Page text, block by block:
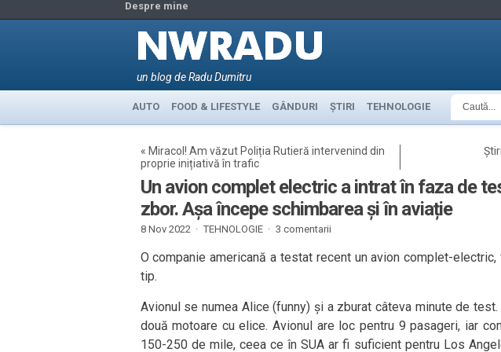
Despre mine
un blog de Radu Dumitru
AUTO FOOD & LIFESTYLE GÂNDURI ȘTIRI TEHNOLOGIE
« Miracol! Am văzut Poliția Rutieră intervenind din
proprie inițiativă în trafic
Un avion complet electric a intrat în faza de
zbor. Așa începe schimbarea și în aviație
8 Nov 2022 · TEHNOLOGIE· 3 comentarii
O companie americană a testat recent un avion complet-
tip.
Avionul se numea Alice (funny) și a zburat câteva minute de
două motoare cu elice. Avionul are loc pentru 9 pasageri, iar
150-250 de mile, ceea ce în SUA ar fi suficient pentru Los